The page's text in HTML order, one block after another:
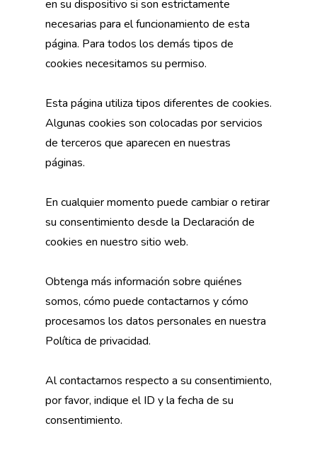
en su dispositivo si son estrictamente
necesarias para el funcionamiento de esta
página. Para todos los demás tipos de
cookies necesitamos su permiso.
Esta página utiliza tipos diferentes de cookies.
Algunas cookies son colocadas por servicios
de terceros que aparecen en nuestras
páginas.
En cualquier momento puede cambiar o retirar
su consentimiento desde la Declaración de
cookies en nuestro sitio web.
Obtenga más información sobre quiénes
somos, cómo puede contactarnos y cómo
procesamos los datos personales en nuestra
Política de privacidad.
Al contactarnos respecto a su consentimiento,
por favor, indique el ID y la fecha de su
consentimiento.